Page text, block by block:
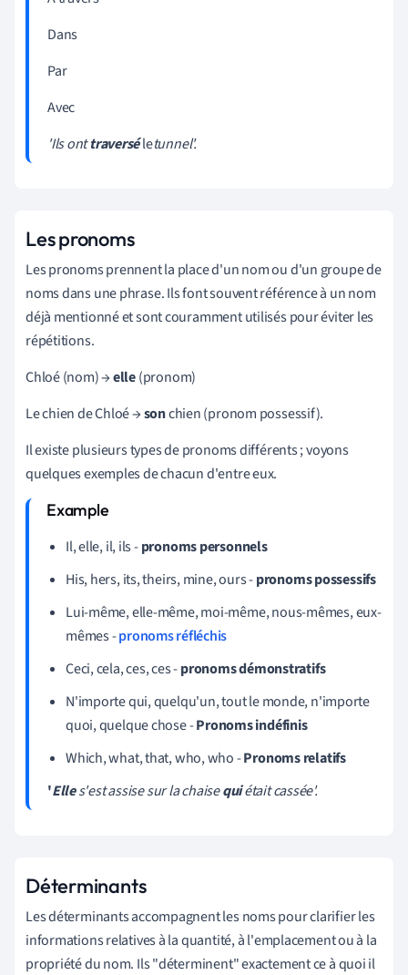
Dans
Par
Avec
'Ils onttraverséletunnel'.
Les pronoms
Les pronoms prennent la place d'un nom ou d'un groupe de
noms dans une phrase. Ils font souvent référence à un nom
déjà mentionné et sont couramment utilisés pour éviter les
répétitions.
Chloé (nom) →elle(pronom)
Le chien de Chloé →sonchien (pronom possessif).
Il existe plusieurs types de pronoms différents ; voyons
quelques exemples de chacun d'entre eux.
Il, elle, il, ils -pronoms personnels
His, hers, its, theirs, mine, ours -pronoms possessifs
Lui-même, elle-même, moi-même, nous-mêmes, eux-
mêmes -pronoms réfléchis
Ceci, cela, ces, ces -pronoms démonstratifs
N'importe qui, quelqu'un, tout le monde, n'importe
quoi, quelque chose -Pronoms indéfinis
Which, what, that, who, who -Pronoms relatifs
'Elles'est assise sur la chaisequiétait cassée'.
Déterminants
Les déterminants accompagnent les noms pour clarifier les
informations relatives à la quantité, à l'emplacement ou à la
propriété du nom. Ils "déterminent" exactement ce à quoi il